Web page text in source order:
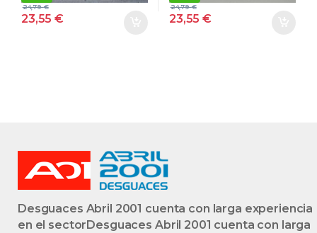
23,55€
24,79€
23,55€
24,79€
Desguaces Abril 2001 cuenta con larga experiencia
en el sectorDesguaces Abril 2001 cuenta con larga